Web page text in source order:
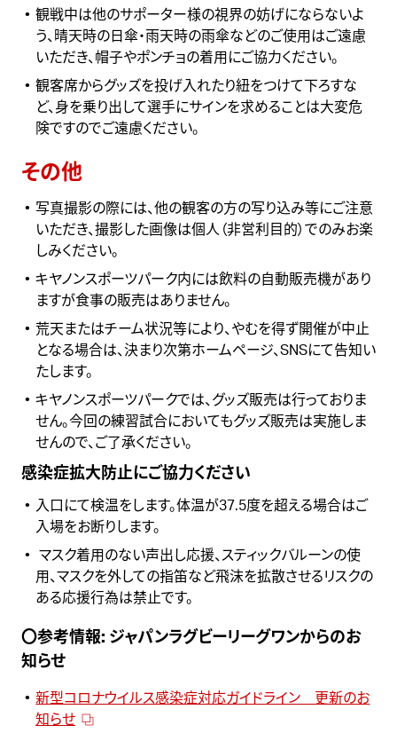
観戦中は他のサポーター様の視界の妨げにならないよ
う、晴天時の日傘・雨天時の雨傘などのご使用はご遠慮
いただき、帽子やポンチョの着用にご協力ください。
観客席からグッズを投げ入れたり紐をつけて下ろすな
ど、身を乗り出して選手にサインを求めることは大変危
険ですのでご遠慮ください。
その他
写真撮影の際には、他の観客の方の写り込み等にご注意
いただき、撮影した画像は個人（非営利目的）でのみお楽
しみください。
キヤノンスポーツパーク内には飲料の自動販売機があり
ますが食事の販売はありません。
荒天またはチーム状況等により、やむを得ず開催が中止
となる場合は、決まり次第ホームページ、SNSにて告知い
たします。
キヤノンスポーツパークでは、グッズ販売は行っておりま
せん。今回の練習試合においてもグッズ販売は実施しま
せんので、ご了承ください。
感染症拡大防止にご協力ください
入口にて検温をします。体温が37.5度を超える場合はご
入場をお断りします。
マスク着用のない声出し応援、スティックバルーンの使
用、マスクを外しての指笛など飛沫を拡散させるリスクの
ある応援行為は禁止です。
〇参考情報: ジャパンラグビーリーグワンからのお
知らせ
新型コロナウイルス感染症対応ガイドライン 更新のお
知らせ